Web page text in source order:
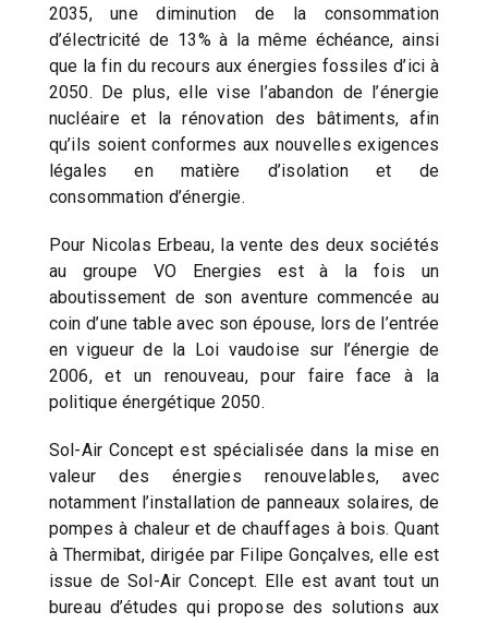
2035, une diminution de la consommation
d’électricité de 13% à la même échéance, ainsi
que la fin du recours aux énergies fossiles d’ici à
2050. De plus, elle vise l’abandon de l’énergie
nucléaire et la rénovation des bâtiments, afin
qu’ils soient conformes aux nouvelles exigences
légales en matière d’isolation et de
consommation d’énergie.
Pour Nicolas Erbeau, la vente des deux sociétés
au groupe VO Energies est à la fois un
aboutissement de son aventure commencée au
coin d’une table avec son épouse, lors de l’entrée
en vigueur de la Loi vaudoise sur l’énergie de
2006, et un renouveau, pour faire face à la
politique énergétique 2050.
Sol-Air Concept est spécialisée dans la mise en
valeur des énergies renouvelables, avec
notamment l’installation de panneaux solaires, de
pompes à chaleur et de chauffages à bois. Quant
à Thermibat, dirigée par Filipe Gonçalves, elle est
issue de Sol-Air Concept. Elle est avant tout un
bureau d’études qui propose des solutions aux